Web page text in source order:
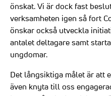
önskat. Vi är dock fast
verksamheten igen så fort
önskar också utveckla
antalet deltagare samt
ungdomar.
Det långsiktiga målet är att
även knyta till oss